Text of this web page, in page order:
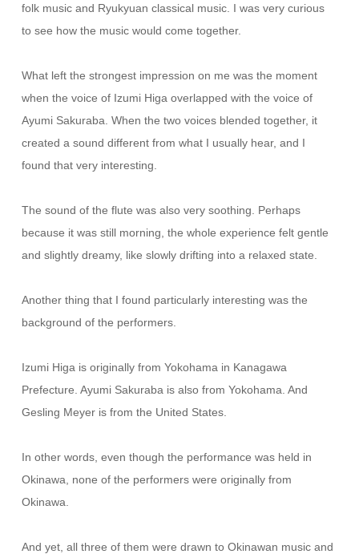
folk music and Ryukyuan classical music. I was very curious
to see how the music would come together.
What left the strongest impression on me was the moment
when the voice of Izumi Higa overlapped with the voice of
Ayumi Sakuraba. When the two voices blended together, it
created a sound different from what I usually hear, and I
found that very interesting.
The sound of the flute was also very soothing. Perhaps
because it was still morning, the whole experience felt gentle
and slightly dreamy, like slowly drifting into a relaxed state.
Another thing that I found particularly interesting was the
background of the performers.
Izumi Higa is originally from Yokohama in Kanagawa
Prefecture. Ayumi Sakuraba is also from Yokohama. And
Gesling Meyer is from the United States.
In other words, even though the performance was held in
Okinawa, none of the performers were originally from
Okinawa.
And yet, all three of them were drawn to Okinawan music and